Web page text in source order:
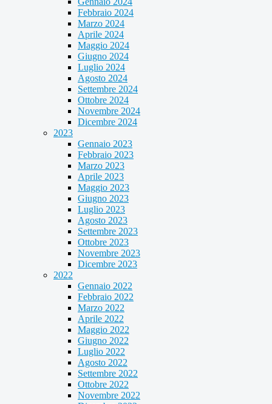
Febbraio 2024
Marzo 2024
Aprile 2024
Maggio 2024
Giugno 2024
Luglio 2024
Agosto 2024
Settembre 2024
Ottobre 2024
Novembre 2024
Dicembre 2024
2023
Gennaio 2023
Febbraio 2023
Marzo 2023
Aprile 2023
Maggio 2023
Giugno 2023
Luglio 2023
Agosto 2023
Settembre 2023
Ottobre 2023
Novembre 2023
Dicembre 2023
2022
Gennaio 2022
Febbraio 2022
Marzo 2022
Aprile 2022
Maggio 2022
Giugno 2022
Luglio 2022
Agosto 2022
Settembre 2022
Ottobre 2022
Novembre 2022